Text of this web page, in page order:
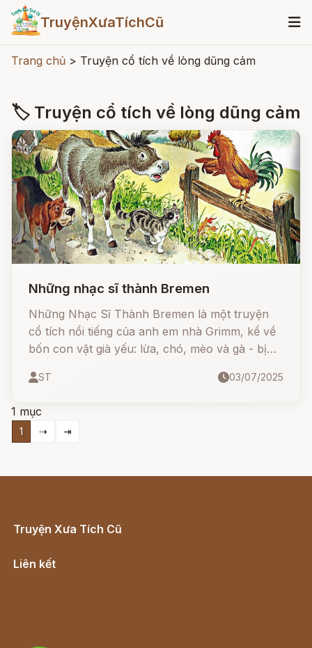
TruyệnXưaTíchCũ
Trang chủ > Truyện cổ tích về lòng dũng cảm
🏷 Truyện cổ tích về lòng dũng cảm
Những nhạc sĩ thành Bremen
Những Nhạc Sĩ Thành Bremen là một truyện
cổ tích nổi tiếng của anh em nhà Grimm, kể về
bốn con vật già yếu: lừa, chó, mèo và gà - bị
khéo léo, chúng đã cùng nhau vượt qua nghịch
mới cho mình.
ST 03/07/2025
1 mục
1 ⇢ ⇥
Truyện Xưa Tích Cũ
Liên kết